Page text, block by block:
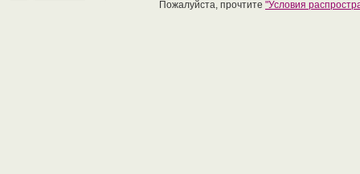
Пожалуйста, прочтите "Условия